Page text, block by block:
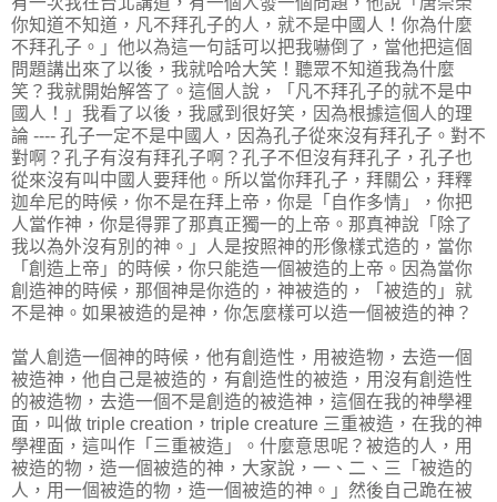
你知道不知道，凡不拜孔子的人，就不是中國人！你為什麼
不拜孔子。」他以為這一句話可以把我嚇倒了，當他把這個
問題講出來了以後，我就哈哈大笑！聽眾不知道我為什麼
笑？我就開始解答了。這個人說，「凡不拜孔子的就不是中
國人！」我看了以後，我感到很好笑，因為根據這個人的理
論 ---- 孔子一定不是中國人，因為孔子從來沒有拜孔子。對不
對啊？孔子有沒有拜孔子啊？孔子不但沒有拜孔子，孔子也
從來沒有叫中國人要拜他。所以當你拜孔子，拜關公，拜釋
迦牟尼的時候，你不是在拜上帝，你是「自作多情」，你把
人當作神，你是得罪了那真正獨一的上帝。那真神說「除了
我以為外沒有別的神。」人是按照神的形像樣式造的，當你
「創造上帝」的時候，你只能造一個被造的上帝。因為當你
創造神的時候，那個神是你造的，神被造的，「被造的」就
不是神。如果被造的是神，你怎麼樣可以造一個被造的神？
當人創造一個神的時候，他有創造性，用被造物，去造一個
被造神，他自己是被造的，有創造性的被造，用沒有創造性
的被造物，去造一個不是創造的被造神，這個在我的神學裡
面，叫做 triple creation，triple creature 三重被造，在我的神
學裡面，這叫作「三重被造」。什麼意思呢？被造的人，用
被造的物，造一個被造的神，大家說，一、二、三「被造的
人，用一個被造的物，造一個被造的神。」然後自己跪在被